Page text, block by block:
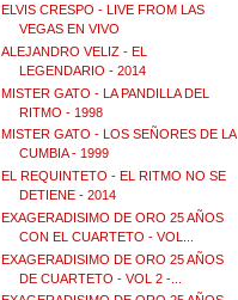
ELVIS CRESPO - LIVE FROM LAS
VEGAS EN VIVO
ALEJANDRO VELIZ - EL
LEGENDARIO - 2014
MISTER GATO - LA PANDILLA DEL
RITMO - 1998
MISTER GATO - LOS SEÑORES DE LA
CUMBIA - 1999
EL REQUINTETO - EL RITMO NO SE
DETIENE - 2014
EXAGERADISIMO DE ORO 25 AÑOS
CON EL CUARTETO - VOL...
EXAGERADISIMO DE ORO 25 AÑOS
DE CUARTETO - VOL 2 -...